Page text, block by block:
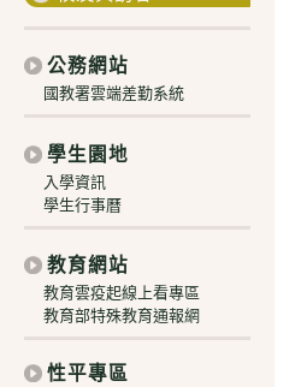
公務網站
國教署雲端差勤系統
學生園地
入學資訊
學生行事曆
教育網站
教育雲疫起線上看專區
教育部特殊教育通報網
性平專區